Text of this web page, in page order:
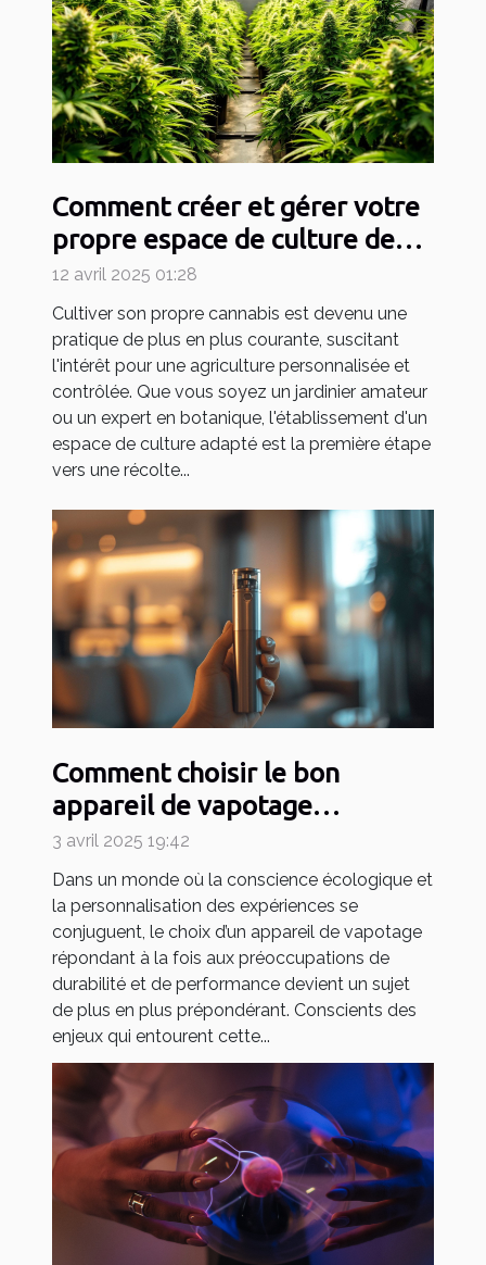
Comment créer et gérer votre
propre espace de culture de
cannabis
12 avril 2025 01:28
Cultiver son propre cannabis est devenu une
pratique de plus en plus courante, suscitant
l'intérêt pour une agriculture personnalisée et
contrôlée. Que vous soyez un jardinier amateur
ou un expert en botanique, l'établissement d'un
espace de culture adapté est la première étape
vers une récolte...
Comment choisir le bon
appareil de vapotage
rechargeable et durable
3 avril 2025 19:42
Dans un monde où la conscience écologique et
la personnalisation des expériences se
conjuguent, le choix d’un appareil de vapotage
répondant à la fois aux préoccupations de
durabilité et de performance devient un sujet
de plus en plus prépondérant. Conscients des
enjeux qui entourent cette...